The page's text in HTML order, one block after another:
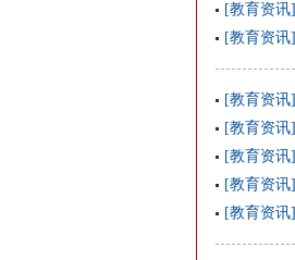
[教育资讯]
[教育资讯]
[教育资讯]
[教育资讯]
[教育资讯]
[教育资讯]
[教育资讯]